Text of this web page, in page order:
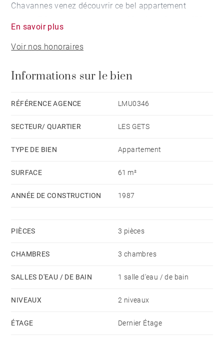
Chavannes venez découvrir ce bel appartement
m² de surface totale).
sur une cuisine, un grand séjour très cosy, salle à
chambre enfant avec un lit simple, et de 2 chambres
couchage et / ou salle de jeu enfant.
Un casier à skis complète ce bien fonctionnel,
entièrement meublé, prêt à vivre.
En savoir plus
Voir nos honoraires
Informations sur le bien
RÉFÉRENCE AGENCE LMU0346
SECTEUR/ QUARTIER LES GETS
TYPE DE BIEN Appartement
SURFACE 61 m²
ANNÉE DE CONSTRUCTION 1987
PIÈCES 3 pièces
CHAMBRES 3 chambres
SALLES D'EAU / DE BAIN 1 salle d'eau / de bain
NIVEAUX 2 niveaux
ÉTAGE Dernier Étage